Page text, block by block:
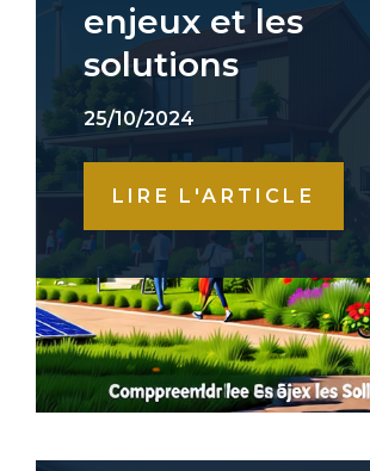
enjeux et les
solutions
25/10/2024
LIRE L'ARTICLE